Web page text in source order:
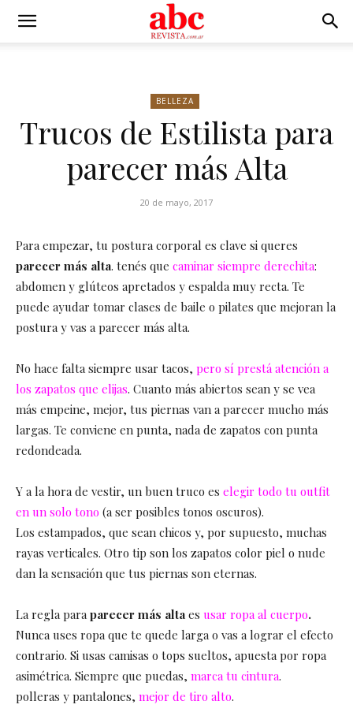
BELLEZA
Trucos de Estilista para
parecer más Alta
20 de mayo, 2017
Para empezar, tu postura corporal es clave si queres
parecer más alta. tenés que caminar siempre derechita:
abdomen y glúteos apretados y espalda muy recta. Te
puede ayudar tomar clases de baile o pilates que mejoran la
postura y vas a parecer más alta.
No hace falta siempre usar tacos, pero sí prestá atención a
los zapatos que elijas. Cuanto más abiertos sean y se vea
más empeine, mejor, tus piernas van a parecer mucho más
largas. Te conviene en punta, nada de zapatos con punta
redondeada.
Y a la hora de vestir, un buen truco es elegir todo tu outfit
en un solo tono (a ser posibles tonos oscuros).
Los estampados, que sean chicos y, por supuesto, muchas
rayas verticales. Otro tip son los zapatos color piel o nude
dan la sensación que tus piernas son eternas.
La regla paraparecer más alta es usar ropa al cuerpo.
Nunca uses ropa que te quede larga o vas a lograr el efecto
contrario. Si usas camisas o tops sueltos, apuesta por ropa
asimétrica. Siempre que puedas, marca tu cintura.
polleras y pantalones, mejor de tiro alto.